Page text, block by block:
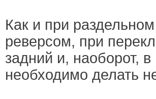
Как и при
реверсом, при
задний и, наоборот,
необходимо делать